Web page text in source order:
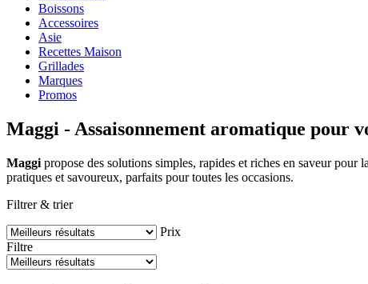
Boissons
Accessoires
Asie
Recettes Maison
Grillades
Marques
Promos
Maggi - Assaisonnement aromatique pour
Maggi propose des solutions simples, rapides et riches en saveur pour
pratiques et savoureux, parfaits pour toutes les occasions.
Filtrer & trier
Prix
Filtre